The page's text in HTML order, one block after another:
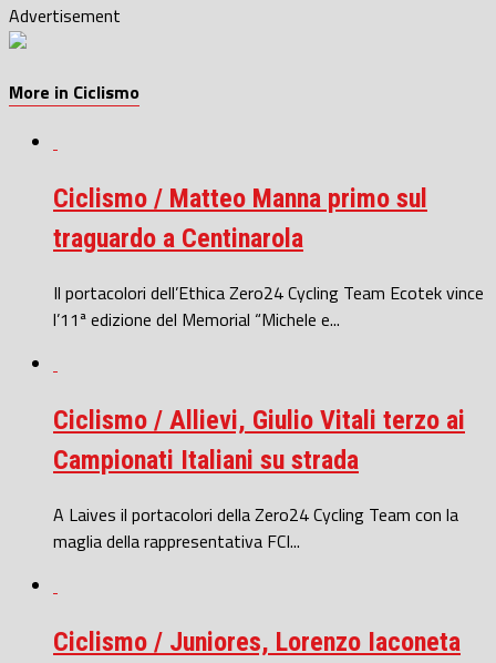
Advertisement
More in Ciclismo
Ciclismo / Matteo Manna primo sul
traguardo a Centinarola
Il portacolori dell’Ethica Zero24 Cycling Team Ecotek vince
l’11ª edizione del Memorial “Michele e...
Ciclismo / Allievi, Giulio Vitali terzo ai
Campionati Italiani su strada
A Laives il portacolori della Zero24 Cycling Team con la
maglia della rappresentativa FCI...
Ciclismo / Juniores, Lorenzo Iaconeta